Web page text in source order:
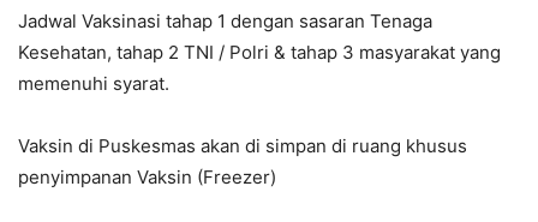
Jadwal Vaksinasi tahap 1 dengan sasaran Tenaga
Kesehatan, tahap 2 TNI / Polri & tahap 3 masyarakat yang
memenuhi syarat.
Vaksin di Puskesmas akan di simpan di ruang khusus
penyimpanan Vaksin (Freezer)